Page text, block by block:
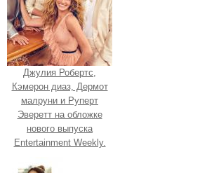
Джулия Робертс,
Кэмерон диаз, Дермот
малруни и Руперт
Эверетт на обложке
нового выпуска
Entertainment Weekly.